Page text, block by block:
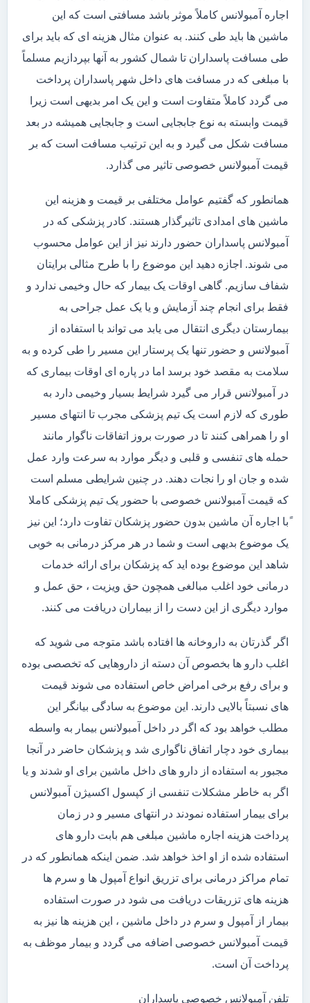
اجاره آمبولانس کاملاً موثر باشد مسافتی است که این
ماشین ها باید طی کنند. به عنوان مثال هزینه ای که باید برای
طی مسافت پاسداران تا شمال کشور به آنها بپردازیم مسلماً
با مبلغی که در مسافت های داخل شهر پاسداران پرداخت
می گردد کاملاً متفاوت است و این یک امر بدیهی است زیرا
قیمت وابسته به نوع جابجایی است و جابجایی همیشه در بعد
مسافت شکل می گیرد و به این ترتیب مسافت است که بر
قیمت آمبولانس خصوصی تاثیر می گذارد.
همانطور که گفتیم عوامل مختلفی بر قیمت و هزینه این
ماشین های امدادی تاثیرگذار هستند. کادر پزشکی که در
آمبولانس پاسداران حضور دارند نیز از این عوامل محسوب
می شوند. اجازه دهید این موضوع را با طرح مثالی برایتان
شفاف سازیم. گاهی اوقات یک بیمار که حال وخیمی ندارد و
فقط برای انجام چند آزمایش و یا یک عمل جراحی به
بیمارستان دیگری انتقال می یابد می تواند با استفاده از
آمبولانس و حضور تنها یک پرستار این مسیر را طی کرده و به
سلامت به مقصد خود برسد اما در پاره ای اوقات بیماری که
در آمبولانس قرار می گیرد شرایط بسیار وخیمی دارد به
طوری که لازم است یک تیم پزشکی مجرب تا انتهای مسیر
او را همراهی کنند تا در صورت بروز اتفاقات ناگوار مانند
حمله های تنفسی و قلبی و دیگر موارد به سرعت وارد عمل
شده و جان او را نجات دهند. در چنین شرایطی مسلم است
که قیمت آمبولانس خصوصی با حضور یک تیم پزشکی کاملا
ًبا اجاره آن ماشین بدون حضور پزشکان تفاوت دارد؛ این نیز
یک موضوع بدیهی است و شما در هر مرکز درمانی به خوبی
شاهد این موضوع بوده اید که پزشکان برای ارائه خدمات
درمانی خود اغلب مبالغی همچون حق ویزیت ، حق عمل و
موارد دیگری از این دست را از بیماران دریافت می کنند.
اگر گذرتان به داروخانه ها افتاده باشد متوجه می شوید که
اغلب دارو ها بخصوص آن دسته از داروهایی که تخصصی بوده
و برای رفع برخی امراض خاص استفاده می شوند قیمت
های نسبتاً بالایی دارند. این موضوع به سادگی بیانگر این
مطلب خواهد بود که اگر در داخل آمبولانس بیمار به واسطه
بیماری خود دچار اتفاق ناگواری شد و پزشکان حاضر در آنجا
مجبور به استفاده از دارو های داخل ماشین برای او شدند و یا
اگر به خاطر مشکلات تنفسی از کپسول اکسیژن آمبولانس
برای بیمار استفاده نمودند در انتهای مسیر و در زمان
پرداخت هزینه اجاره ماشین مبلغی هم بابت دارو های
استفاده شده از او اخذ خواهد شد. ضمن اینکه همانطور که در
تمام مراکز درمانی برای تزریق انواع آمپول ها و سرم ها
هزینه های تزریقات دریافت می شود در صورت استفاده
بیمار از آمپول و سرم در داخل ماشین ، این هزینه ها نیز به
قیمت آمبولانس خصوصی اضافه می گردد و بیمار موظف به
پرداخت آن است.
تلفن آمبولانس خصوصی پاسداران